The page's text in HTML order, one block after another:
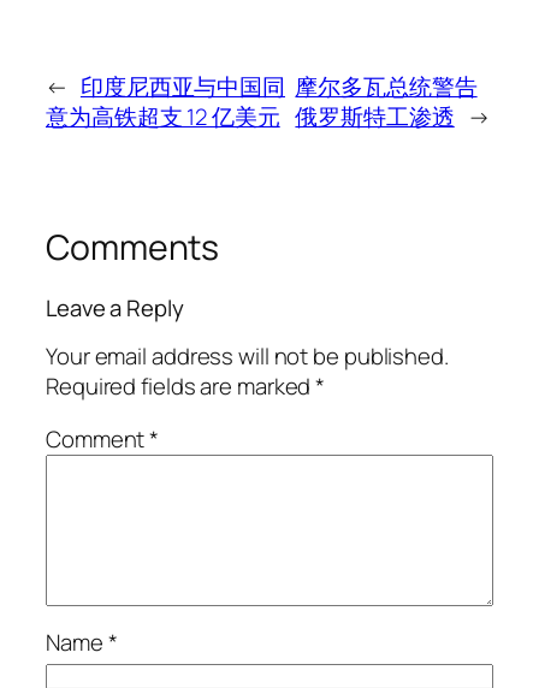
← 印度尼西亚与中国同
意为高铁超支 12 亿美元
摩尔多瓦总统警告
俄罗斯特工渗透 →
Comments
Leave a Reply
Your email address will not be published.
Required fields are marked*
Comment*
Name*